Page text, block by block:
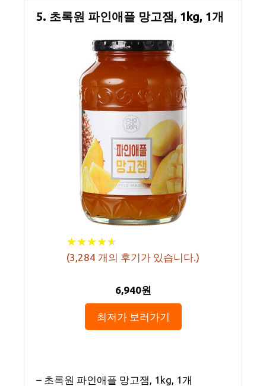
5. 초록원 파인애플 망고잼, 1kg, 1개
★★★★★
★★★★★
(3,284 개의 후기가 있습니다.)
6,940원
최저가 보러가기
– 초록원 파인애플 망고잼, 1kg, 1개